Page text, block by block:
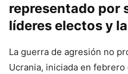
representado por
líderes electos y
La guerra de agresión no
Ucrania, iniciada en